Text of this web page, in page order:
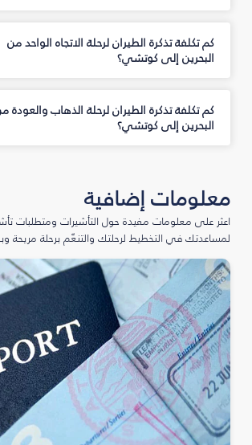
كم تكلفة تذكرة الطيران لرحلة الاتجاه الواحد من
البحرين إلى كوتشي؟
كم تكلفة تذكرة الطيران لرحلة الذهاب والعودة
البحرين إلى كوتشي؟
معلومات إضافية
اعثر على معلومات مفيدة حول التأشيرات ومتطلبات
لمساعدتك في التخطيط لرحلتك والتنعّم برحلة مريحة